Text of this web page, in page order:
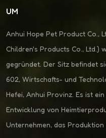
und
verbessert das
Commerce und der
Shoppings ermöglicht es
verschiedene Marken und
Verbraucher bevorzugen
nachhaltige
UM
Anhui Hope Pet Product Co.,
Children's Products Co., Ltd.)
gegründet. Der Sitz befindet
602, Wirtschafts- und
Hefei, Anhui Provinz. Es ist
Entwicklung von
Unternehmen, das